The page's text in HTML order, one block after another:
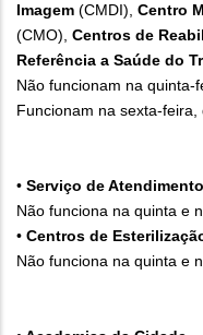
Imagem (CMDI), Centro
(CMO), Centros de
Referência a Saúde do
Não funcionam na quinta-
Funcionam na sexta-feira,
• Serviço de
Não funciona na quinta e
• Centros de
Não funciona na quinta e